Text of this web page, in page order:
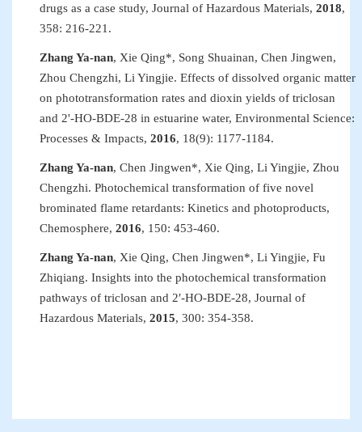
drugs as a case study, Journal of Hazardous Materials, 2018,
358: 216-221.
Zhang Ya-nan, Xie Qing*, Song Shuainan, Chen Jingwen,
Zhou Chengzhi, Li Yingjie. Effects of dissolved organic matter
on phototransformation rates and dioxin yields of triclosan
and 2'-HO-BDE-28 in estuarine water, Environmental Science:
Processes & Impacts, 2016, 18(9): 1177-1184.
Zhang Ya-nan, Chen Jingwen*, Xie Qing, Li Yingjie, Zhou
Chengzhi. Photochemical transformation of five novel
brominated flame retardants: Kinetics and photoproducts,
Chemosphere, 2016, 150: 453-460.
Zhang Ya-nan, Xie Qing, Chen Jingwen*, Li Yingjie, Fu
Zhiqiang. Insights into the photochemical transformation
pathways of triclosan and 2′-HO-BDE-28, Journal of
Hazardous Materials, 2015, 300: 354-358.